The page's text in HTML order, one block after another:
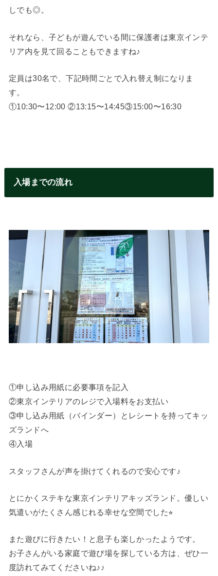
しでも◎。
それなら、子どもが遊んでいる間に保護者は東京インテ
リア内を見て回ることもできますね♪
定員は30名で、下記時間ごとで入れ替え制になりま
す。
①10:30〜12:00 ②13:15〜14:45③15:00〜16:30
入場までの流れ
①申し込み用紙に必要事項を記入
②東京インテリアのレジで入場料をお支払い
③申し込み用紙（バインダー）とレシートを持ってキッ
ズランドへ
④入場
スタッフさんが声を掛けてくれるので安心です♪
とにかくステキな東京インテリアキッズランド。優しい
気遣いがたくさん感じれる幸せな空間でした⭐︎
また遊びに行きたい！と息子も楽しかったようです。
お子さんがいる家庭で遊び場を探している方は、ぜひ一
度訪れてみてくださいね♪♪